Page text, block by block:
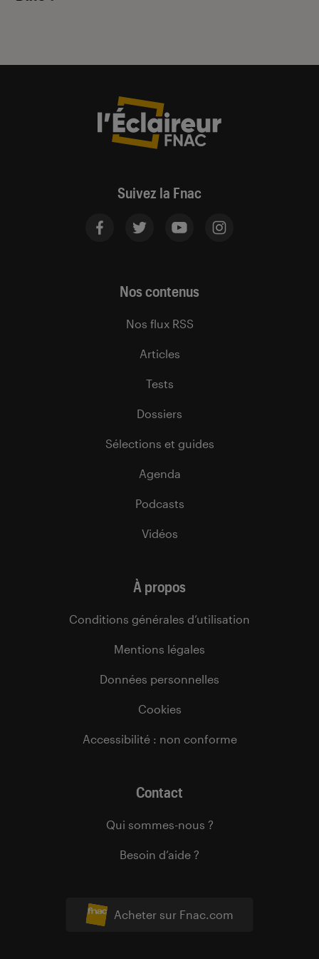
Suivez la Fnac
Acheter sur Fnac.com
Nos contenus
Nos flux RSS
Articles
Tests
Dossiers
Sélections et guides
Agenda
Podcasts
Vidéos
À propos
Conditions générales d’utilisation
Mentions légales
Données personnelles
Cookies
Accessibilité : non conforme
Contact
Qui sommes-nous ?
Besoin d’aide ?